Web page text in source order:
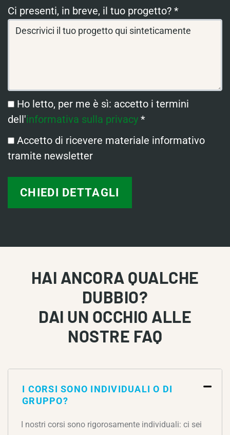
Ci presenti, in breve, il tuo progetto? *
Ho letto, per me è sì: accetto i termini
dell'informativa sulla privacy *
Accetto di ricevere materiale informativo
tramite newsletter
HAI ANCORA QUALCHE
DUBBIO?
DAI UN OCCHIO ALLE
NOSTRE FAQ
I CORSI SONO INDIVIDUALI O DI
GRUPPO?
I nostri corsi sono rigorosamente individuali: ci sei